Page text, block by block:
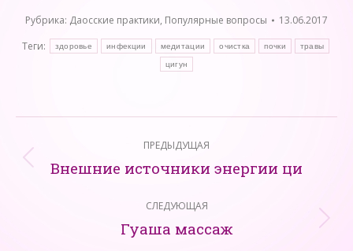
Рубрика: Даосские практики, Популярные вопросы
13.06.2017
Теги:
здоровье инфекции медитации очистка почки травы
цигун
по
ПРЕДЫДУЩАЯ
Предыдущая
Внешние источники энергии ци
СЛЕДУЮЩАЯ
Следующая
Гуаша массаж